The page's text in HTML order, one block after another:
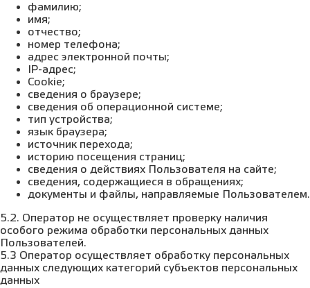
фамилию;
имя;
отчество;
номер телефона;
адрес электронной почты;
IP-адрес;
Cookie;
сведения о браузере;
сведения об операционной системе;
тип устройства;
язык браузера;
источник перехода;
историю посещения страниц;
сведения о действиях Пользователя на сайте;
сведения, содержащиеся в обращениях;
документы и файлы, направляемые Пользователем.
5.2. Оператор не осуществляет проверку наличия
особого режима обработки персональных данных
Пользователей.
5.3 Оператор осуществляет обработку персональных
данных следующих категорий субъектов персональных
данных